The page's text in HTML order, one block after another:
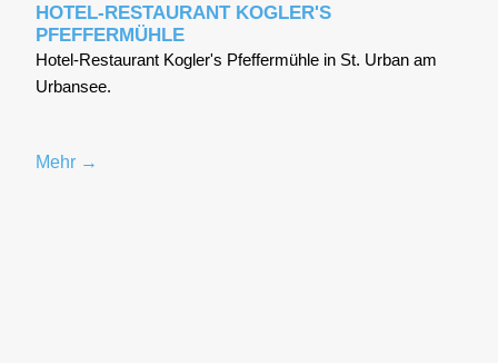
HOTEL-RESTAURANT KOGLER'S
PFEFFERMÜHLE
Hotel-Restaurant Kogler's Pfeffermühle in St. Urban am
Urbansee.
Mehr →